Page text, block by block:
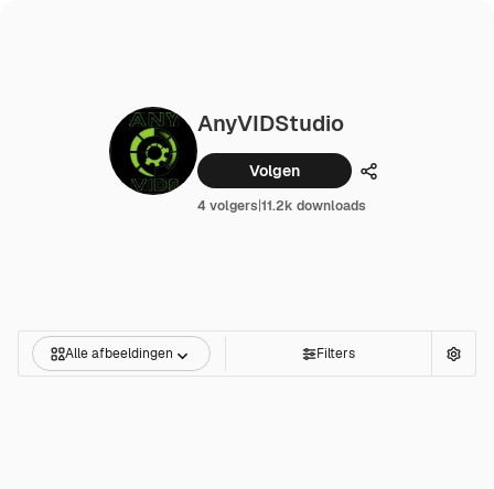
AnyVIDStudio
Volgen Delen
4 volgers|11.2k downloads
Alle afbeeldingen Filters